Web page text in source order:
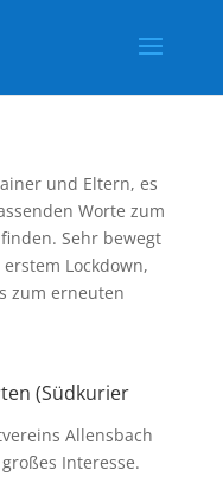
und Eltern, es
Worte zum
Sehr bewegt
Lockdown,
zum erneuten
(Südkurier
Allensbach
Interesse.